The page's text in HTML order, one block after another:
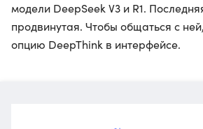
модели DeepSeek V3 и R1.
продвинутая. Чтобы общаться с
опцию DeepThink в интерфейсе.